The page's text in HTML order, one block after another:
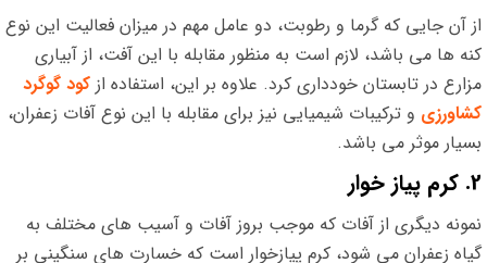
از آن جایی که گرما و رطوبت، دو عامل مهم در میزان فعالیت این نوع
کنه ها می باشد، لازم است به منظور مقابله با این آفت، از آبیاری
مزارع در تابستان خودداری کرد. علاوه بر این، استفاده از کود گوگرد
کشاورزی و ترکیبات شیمیایی نیز برای مقابله با این نوع آفات زعفران،
بسیار موثر می باشد.
2. کرم پیاز خوار
نمونه دیگری از آفات که موجب بروز آفات و آسیب های مختلف به
گیاه زعفران می شود، کرم پیازخوار است که خسارت های سنگینی بر